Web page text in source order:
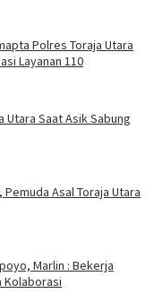
Polres Toraja Utara
Layanan 110
Utara Saat Asik Sabung
Asal Toraja Utara
Marlin : Bekerja
Kolaborasi